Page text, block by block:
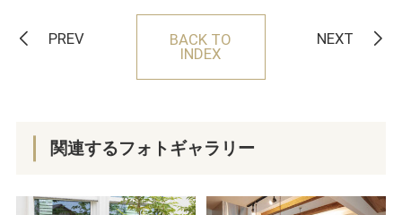
PREV
BACK TO
INDEX
NEXT
関連するフォトギャラリー